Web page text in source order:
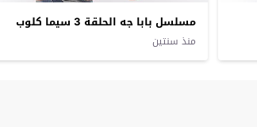
مسلسل بابا جه الحلقة 3 سيما كلوب
منذ سنتين